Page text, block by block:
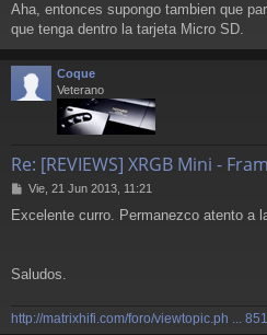
n
s
a
j
e
Aha, entonces supongo tambien que
que tenga dentro la tarjeta Micro SD.
Coque
Veterano
Re: [REVIEWS] XRGB Mini -
M
n
j
Vie, 21 Jun 2013, 11:21
Excelente curro. Permanezco atento a
Saludos.
http://matrixhifi.com/foro/viewtopic.ph ...